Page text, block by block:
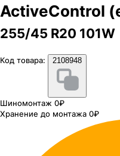
ActiveControl
255/45 R20 101W
Код товара: 2108948
Шиномонтаж 0₽
Хранение до монтажа 0₽